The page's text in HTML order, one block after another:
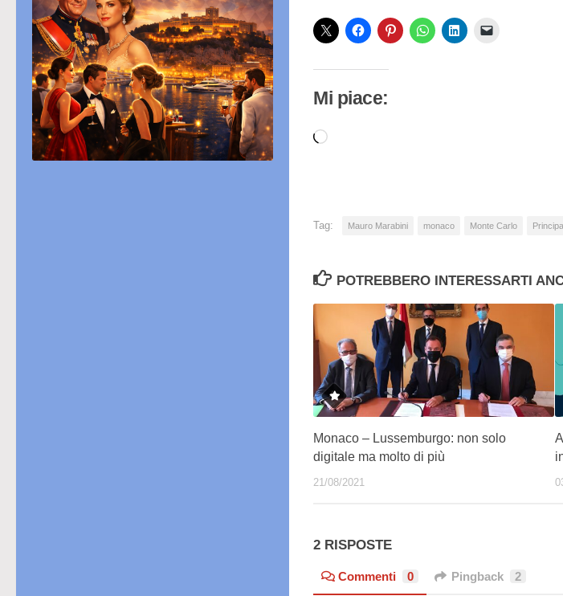
Mi piace:
Caricamento
Tag: Mauro Marabini monaco Monte Carlo
POTREBBERO INTERESSARTI
Monaco – Lussemburgo: non solo
digitale ma molto di più
21/08/2021
2 RISPOSTE
Commenti 0 Pingback 2